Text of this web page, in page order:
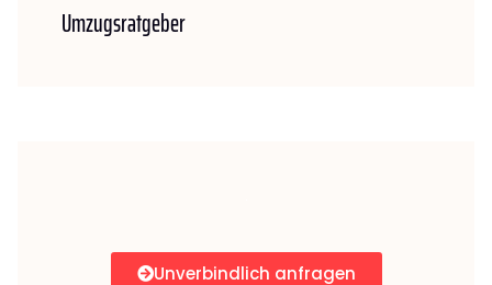
Umzugsratgeber
Unverbindlich anfragen